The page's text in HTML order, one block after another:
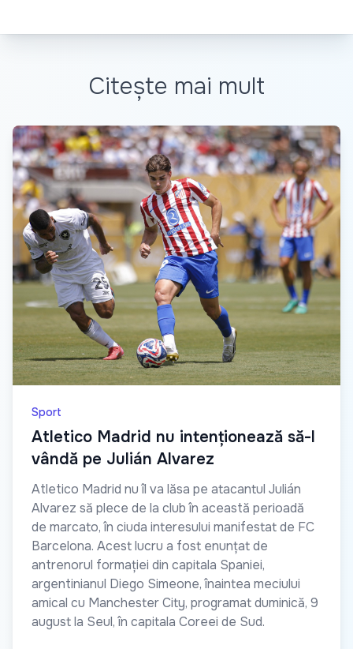
Citește mai mult
Sport
Atletico Madrid nu intenționează să-l
vândă pe Julián Alvarez
Atletico Madrid nu îl va lăsa pe atacantul Julián
Alvarez să plece de la club în această perioadă
de marcato, în ciuda interesului manifestat de FC
Barcelona. Acest lucru a fost enunțat de
antrenorul formației din capitala Spaniei,
argentinianul Diego Simeone, înaintea meciului
amical cu Manchester City, programat duminică, 9
august la Seul, în capitala Coreei de Sud.